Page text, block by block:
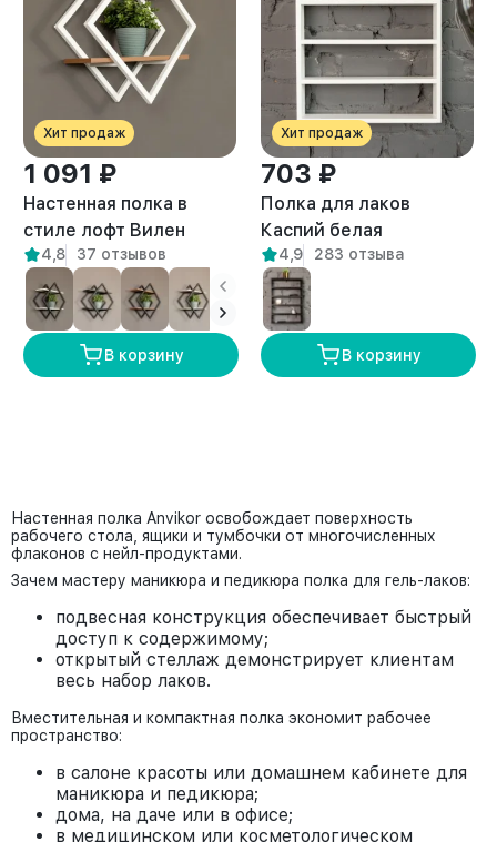
Хит продаж
1 091 ₽
Настенная полка в
стиле лофт Вилен
белый/амаретто
4,8 37 отзывов
В корзину
Хит продаж
703 ₽
Полка для лаков
Каспий белая
4,9 283 отзыва
В корзину
Настенная полка Anvikor освобождает поверхность
рабочего стола, ящики и тумбочки от многочисленных
флаконов с нейл-продуктами.
Зачем мастеру маникюра и педикюра полка для гель-лаков:
подвесная конструкция обеспечивает быстрый
доступ к содержимому;
открытый стеллаж демонстрирует клиентам
весь набор лаков.
Вместительная и компактная полка экономит рабочее
пространство:
в салоне красоты или домашнем кабинете для
маникюра и педикюра;
дома, на даче или в офисе;
в медицинском или косметологическом